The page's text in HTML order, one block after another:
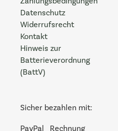
Datenschutz
Widerrufsrecht
Kontakt
Hinweis zur
Batterieverordnung
(BattV)
Sicher bezahlen mit:
PayPal Rechnung